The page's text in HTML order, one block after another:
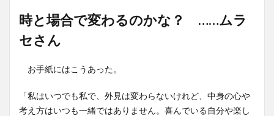
時と場合で変わるのかな？ ……ムラ
セさん
お手紙にはこうあった。
「私はいつでも私で、外見は変わらないけれど、中身の心や
考え方はいつも一緒ではありません。喜んでいる自分や楽し